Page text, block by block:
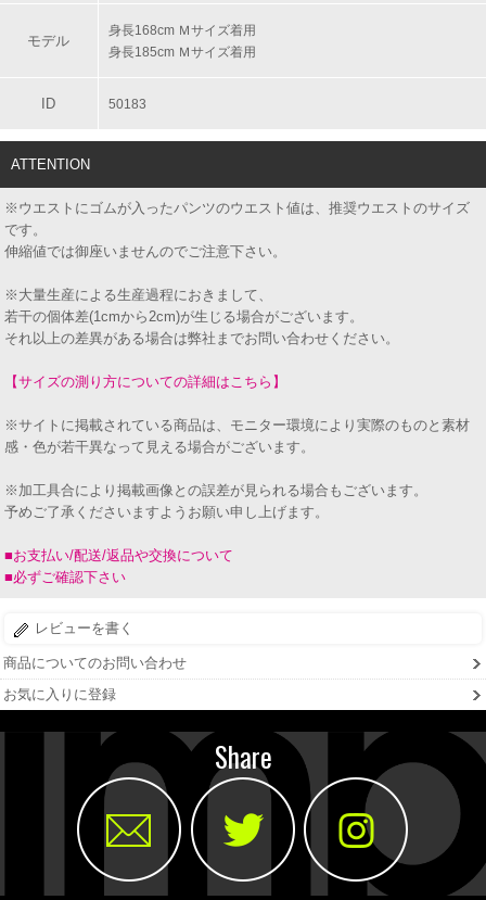
モデル
身長168cm Ｍサイズ着用
身長185cm Ｍサイズ着用
ID 50183
ATTENTION
※ウエストにゴムが入ったパンツのウエスト値は、推奨ウエストのサイズ
です。
伸縮値では御座いませんのでご注意下さい。
※大量生産による生産過程におきまして、
若干の個体差(1cmから2cm)が生じる場合がございます。
それ以上の差異がある場合は弊社までお問い合わせください。
【サイズの測り方についての詳細はこちら】
※サイトに掲載されている商品は、モニター環境により実際のものと素材
感・色が若干異なって見える場合がございます。
※加工具合により掲載画像との誤差が見られる場合もございます。
予めご了承くださいますようお願い申し上げます。
■お支払い/配送/返品や交換について
■必ずご確認下さい
レビューを書く
商品についてのお問い合わせ
お気に入りに登録
Share